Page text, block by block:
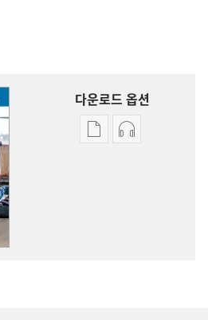
다운로드 옵션
출판물오디오